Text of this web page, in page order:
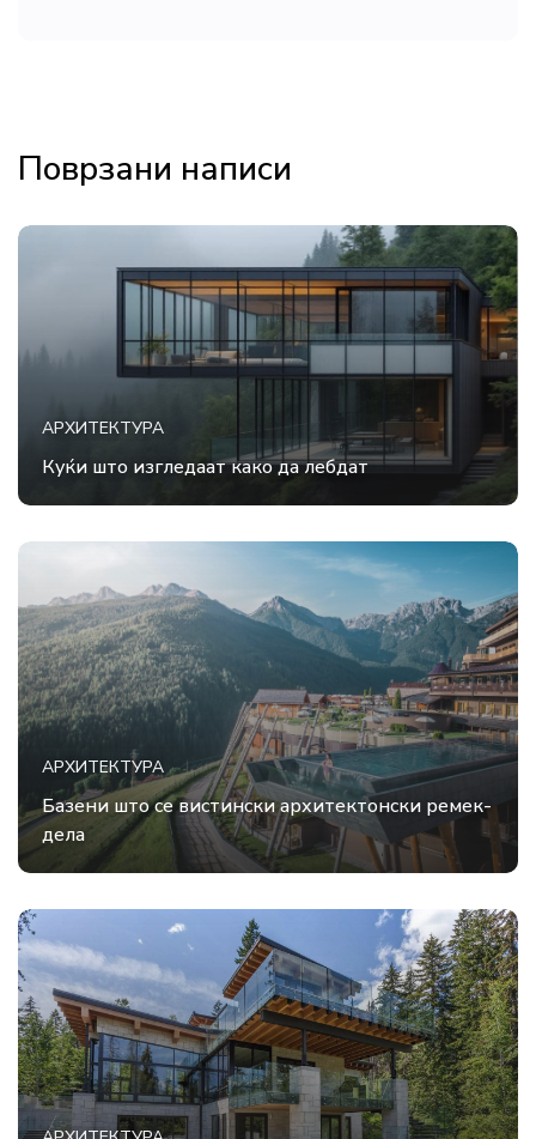
Поврзани написи
АРХИТЕКТУРА
Куќи што изгледаат како да лебдат
АРХИТЕКТУРА
Базени што се вистински архитектонски ремек-
дела